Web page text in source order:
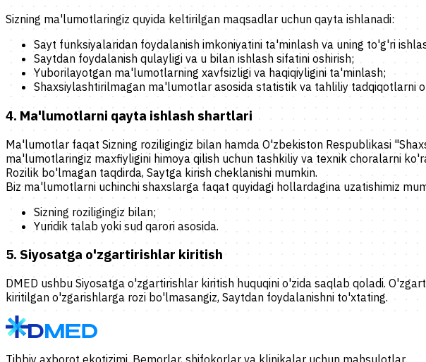
Sizning ma'lumotlaringiz quyida keltirilgan maqsadlar uchun qayta ishlanadi:
Sayt funksiyalaridan foydalanish imkoniyatini ta'minlash va uning to'g'ri
Saytdan foydalanish qulayligi va u bilan ishlash sifatini oshirish;
Yuborilayotgan ma'lumotlarning xavfsizligi va haqiqiyligini ta'minlash;
Shaxsiylashtirilmagan ma'lumotlar asosida statistik va tahliliy tadqiqotlarni
4. Ma'lumotlarni qayta ishlash shartlari
Ma'lumotlar faqat Sizning roziligingiz bilan hamda O'zbekiston Respublikasi
ma'lumotlaringiz maxfiyligini himoya qilish uchun tashkiliy va texnik choralarni
Rozilik bo'lmagan taqdirda, Saytga kirish cheklanishi mumkin.
Biz ma'lumotlarni uchinchi shaxslarga faqat quyidagi hollardagina uzatishimiz
Sizning roziligingiz bilan;
Yuridik talab yoki sud qarori asosida.
5. Siyosatga o'zgartirishlar kiritish
DMED ushbu Siyosatga o'zgartirishlar kiritish huquqini o'zida saqlab qoladi.
kiritilgan o'zgarishlarga rozi bo'lmasangiz, Saytdan foydalanishni to'xtating.